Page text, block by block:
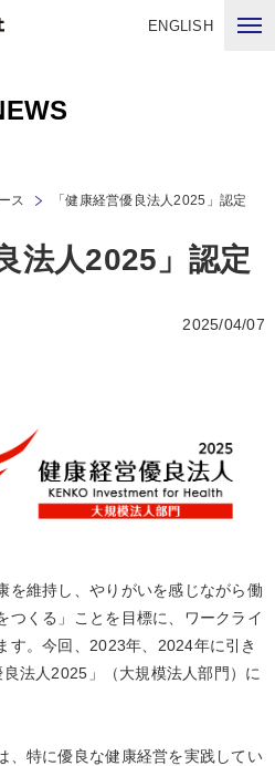
ENGLISH
ス 「健康経営優良法人2025」認定
法人2025」認定
2025/04/07
を維持し、やりがいを感じながら働
つくる」ことを目標に、ワークライ
す。今回、2023年、2024年に引き
法人2025」（大規模法人部門）に
、特に優良な健康経営を実践してい